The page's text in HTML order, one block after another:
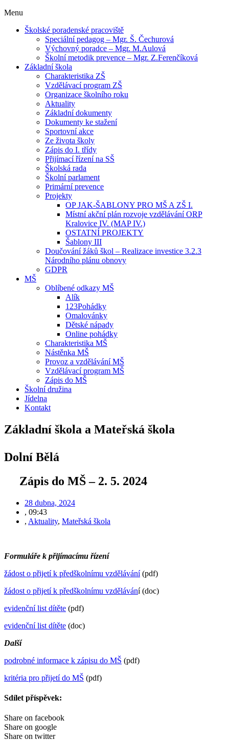
Menu
Školské poradenské pracoviště
Speciální pedagog – Mgr. Š. Čechurová
Výchovný poradce – Mgr. M.Aulová
Školní metodik prevence – Mgr. Z.Ferenčíková
Základní škola
Charakteristika ZŠ
Vzdělávací program ZŠ
Organizace školního roku
Aktuality
Základní dokumenty
Dokumenty ke stažení
Sportovní akce
Ze života školy
Zápis do I. třídy
Přijímací řízení na SŠ
Školská rada
Školní parlament
Primární prevence
Projekty
OP JAK-ŠABLONY PRO MŠ A ZŠ I.
Místní akční plán rozvoje vzdělávání ORP
Kralovice IV. (MAP IV.)
OSTATNÍ PROJEKTY
Šablony III
Doučování žáků škol – Realizace investice 3.2.3
Národního plánu obnovy
GDPR
MŠ
Oblíbené odkazy MŠ
Alík
123Pohádky
Omalovánky
Dětské nápady
Online pohádky
Charakteristika MŠ
Nástěnka MŠ
Provoz a vzdělávání MŠ
Vzdělávací program MŠ
Zápis do MŠ
Školní družina
Jídelna
Kontakt
Základní škola a Mateřská škola
Dolní Bělá
Zápis do MŠ – 2. 5. 2024
28 dubna, 2024
, 09:43
, Aktuality, Mateřská škola
Formuláře k přijímacímu řízení
žádost o přijetí k předškolnímu vzdělávání(pdf)
žádost o přijetí k předškolnímu vzdělávání (doc)
evidenční list dítěte (pdf)
evidenční list dítěte (doc)
Další
podrobné informace k zápisu do MŠ (pdf)
kritéria pro přijetí do MŠ (pdf)
Sdílet příspěvek:
Share on facebook
Share on google
Share on twitter